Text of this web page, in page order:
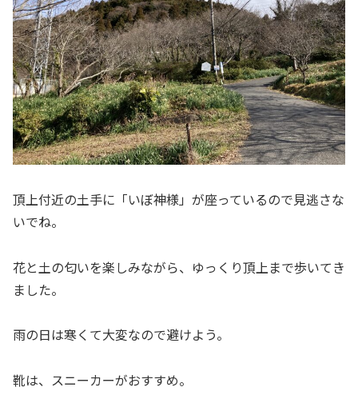
頂上付近の土手に「いぼ神様」が座っているので見逃さな
いでね。
花と土の匂いを楽しみながら、ゆっくり頂上まで歩いてき
ました。
雨の日は寒くて大変なので避けよう。
靴は、スニーカーがおすすめ。